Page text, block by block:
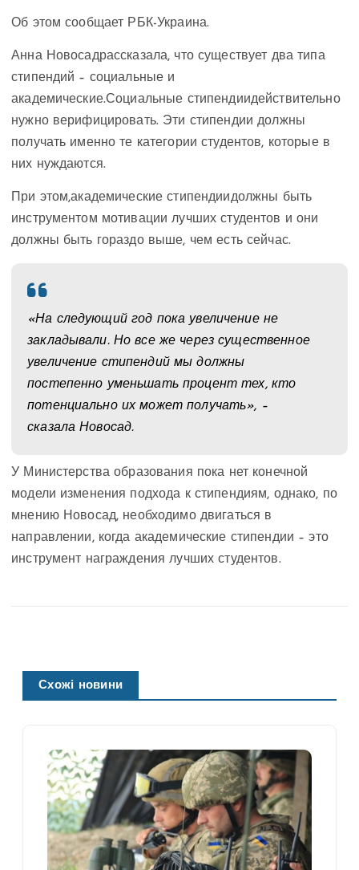
Об этом сообщает РБК-Украина.
Анна Новосадрассказала, что существует два типа
стипендий – социальные и
академические.Социальные стипендиидействительно
нужно верифицировать. Эти стипендии должны
получать именно те категории студентов, которые в
них нуждаются.
При этом,академические стипендиидолжны быть
инструментом мотивации лучших студентов и они
должны быть гораздо выше, чем есть сейчас.
«На следующий год пока увеличение не
закладывали. Но все же через существенное
увеличение стипендий мы должны
постепенно уменьшать процент тех, кто
потенциально их может получать», –
сказала Новосад.
У Министерства образования пока нет конечной
модели изменения подхода к стипендиям, однако, по
мнению Новосад, необходимо двигаться в
направлении, когда академические стипендии – это
инструмент награждения лучших студентов.
Схожі новини